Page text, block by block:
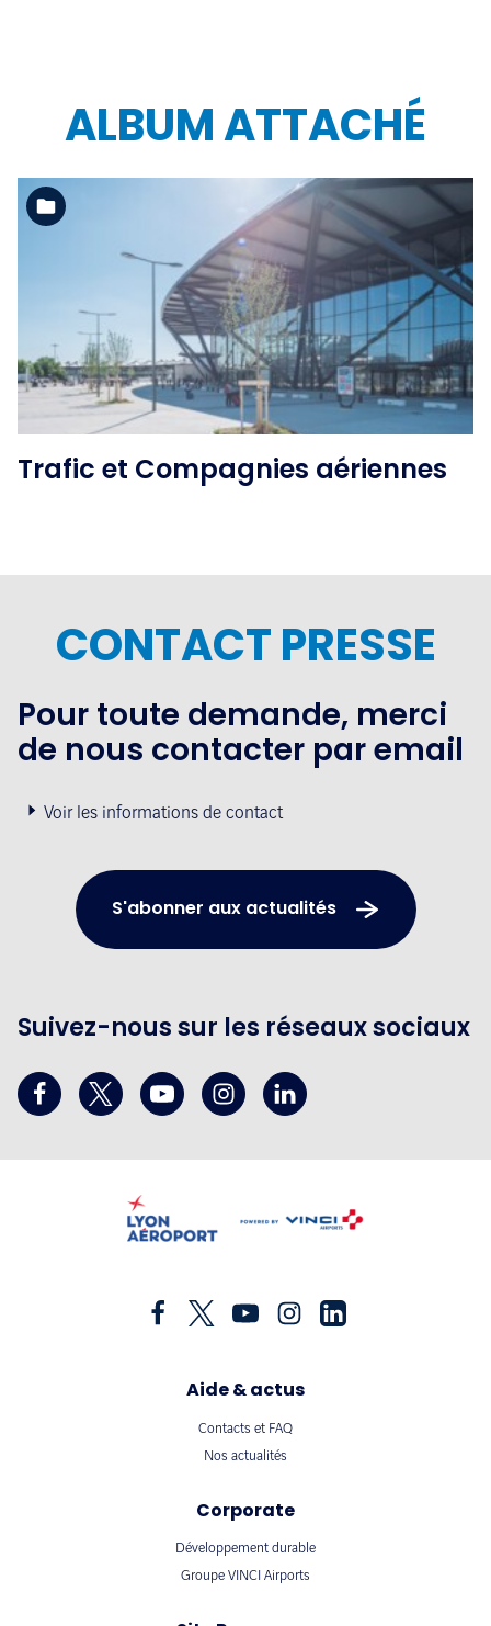
ALBUM ATTACHÉ
Voir l'album
Trafic et Compagnies aériennes
CONTACT PRESSE
Pour toute demande, merci
de nous contacter par email
Voir les informations de contact
S'abonner aux actualités
Suivez-nous sur les réseaux sociaux
Aide & actus
Contacts et FAQ
Nos actualités
Corporate
Développement durable
Groupe VINCI Airports